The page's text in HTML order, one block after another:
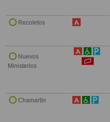
Recoletos
Nuevos
Ministerios
Chamartín